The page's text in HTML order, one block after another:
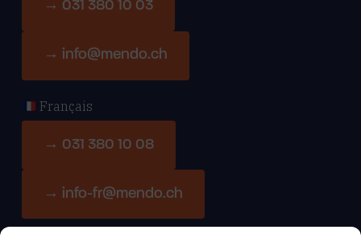
→ 031 380 10 03
→ info@mendo.ch
Français
→ 031 380 10 08
→ info-fr@mendo.ch